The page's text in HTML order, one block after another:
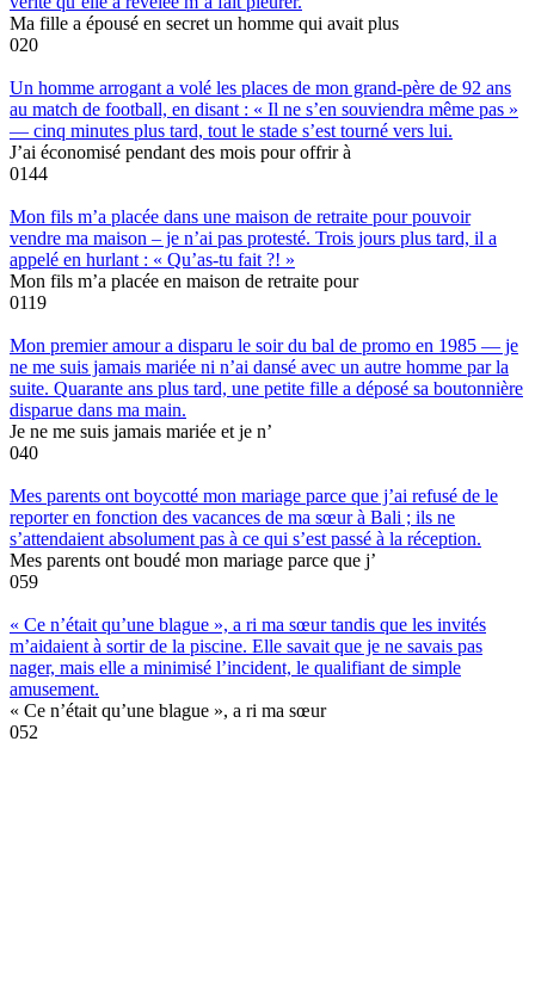
Ma fille a épousé en secret un homme qui avait plus
020
Un homme arrogant a volé les places de mon grand-père de 92 ans
au match de football, en disant : « Il ne s’en souviendra même pas »
— cinq minutes plus tard, tout le stade s’est tourné vers lui.
J’ai économisé pendant des mois pour offrir à
0144
Mon fils m’a placée dans une maison de retraite pour pouvoir
vendre ma maison – je n’ai pas protesté. Trois jours plus tard, il a
appelé en hurlant : « Qu’as-tu fait ?! »
Mon fils m’a placée en maison de retraite pour
0119
Mon premier amour a disparu le soir du bal de promo en 1985 — je
ne me suis jamais mariée ni n’ai dansé avec un autre homme par la
suite. Quarante ans plus tard, une petite fille a déposé sa boutonnière
disparue dans ma main.
Je ne me suis jamais mariée et je n’
040
Mes parents ont boycotté mon mariage parce que j’ai refusé de le
reporter en fonction des vacances de ma sœur à Bali ; ils ne
s’attendaient absolument pas à ce qui s’est passé à la réception.
Mes parents ont boudé mon mariage parce que j’
059
« Ce n’était qu’une blague », a ri ma sœur tandis que les invités
m’aidaient à sortir de la piscine. Elle savait que je ne savais pas
nager, mais elle a minimisé l’incident, le qualifiant de simple
amusement.
« Ce n’était qu’une blague », a ri ma sœur
052